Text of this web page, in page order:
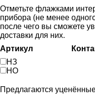
Отметьте флажками
прибора (не менее
после чего вы сможете
доставки для них.
Артикул
НЗ
НО
Предлагаются